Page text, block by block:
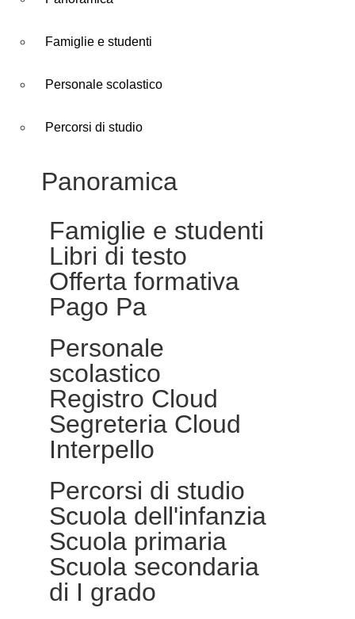
Famiglie e studenti
Personale scolastico
Percorsi di studio
Panoramica
Famiglie e studenti
Libri di testo
Offerta formativa
Pago Pa
Personale
scolastico
Registro Cloud
Segreteria Cloud
Interpello
Percorsi di studio
Scuola dell'infanzia
Scuola primaria
Scuola secondaria
di I grado